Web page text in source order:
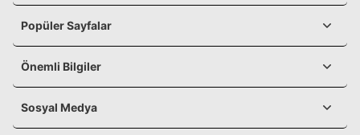
Popüler Sayfalar
Önemli Bilgiler
Sosyal Medya